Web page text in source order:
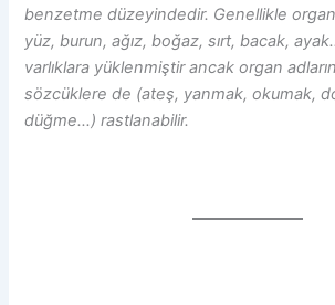
benzetme düzeyindedir. Genellikle
yüz, burun, ağız, boğaz, sırt, bacak,
varlıklara yüklenmiştir ancak organ
sözcüklere de (ateş, yanmak, okumak,
düğme…) rastlanabilir.